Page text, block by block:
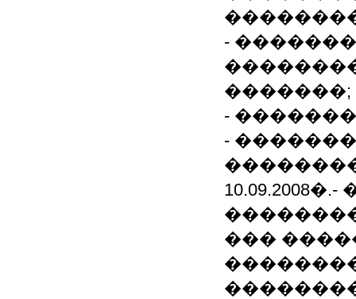
-
�������;
-
-
���